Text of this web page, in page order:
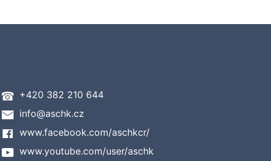
+420 382 210 644
info@aschk.cz
www.facebook.com/aschkcr/
www.youtube.com/user/aschk